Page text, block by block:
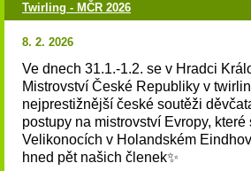
Twirling - MČR 2026
8. 2. 2026
Ve dnech 31.1.-1.2. se v Hradci
Mistrovství České Republiky v
nejprestižnější české soutěži
postupy na mistrovství Evropy, které
Velikonocích v Holandském
hned pět našich členek✨